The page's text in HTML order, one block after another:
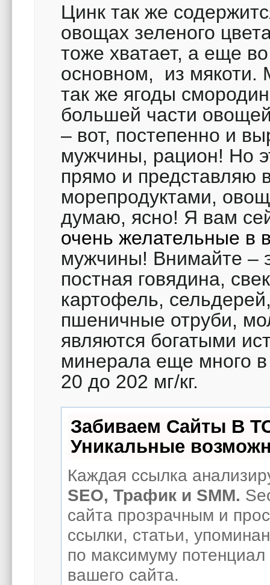
Цинк так же
овощах зеленого
тоже хватает, а еще
основном, из мякоти.
так же ягоды
большей части
– вот, постепенно и
мужчины, рацион! Но
прямо и
морепродуктами,
думаю, ясно! Я вам
очень желательные в
мужчины! Внимайте –
постная говядина,
картофель,
пшеничные отруби,
являются богатыми
минерала еще много
20 до 202 мг/кг.
Забиваем Сайты В
Уникальные
Каждая ссылка
SEO, Трафик и SMM.
сайта прозрачным и
ссылки, статьи,
по максимуму
вашего сайта.